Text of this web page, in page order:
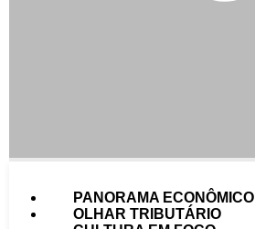
PANORAMA ECONÔMICO
OLHAR TRIBUTÁRIO